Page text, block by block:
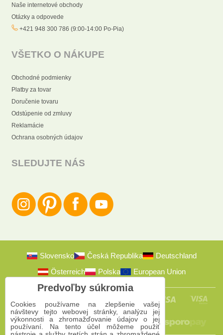
Naše internetové obchody
Otázky a odpovede
+421 948 300 786 (9:00-14:00 Po-Pia)
VŠETKO O NÁKUPE
Obchodné podmienky
Platby za tovar
Doručenie tovaru
Odstúpenie od zmluvy
Reklamácie
Ochrana osobných údajov
SLEDUJTE NÁS
Slovensko Česká Republika
Deutschland
Österreich
Polska European Union
Predvoľby súkromia
Cookies používame na zlepšenie vašej
návštevy tejto webovej stránky, analýzu jej
výkonnosti a zhromažďovanie údajov o jej
používaní. Na tento účel môžeme použiť